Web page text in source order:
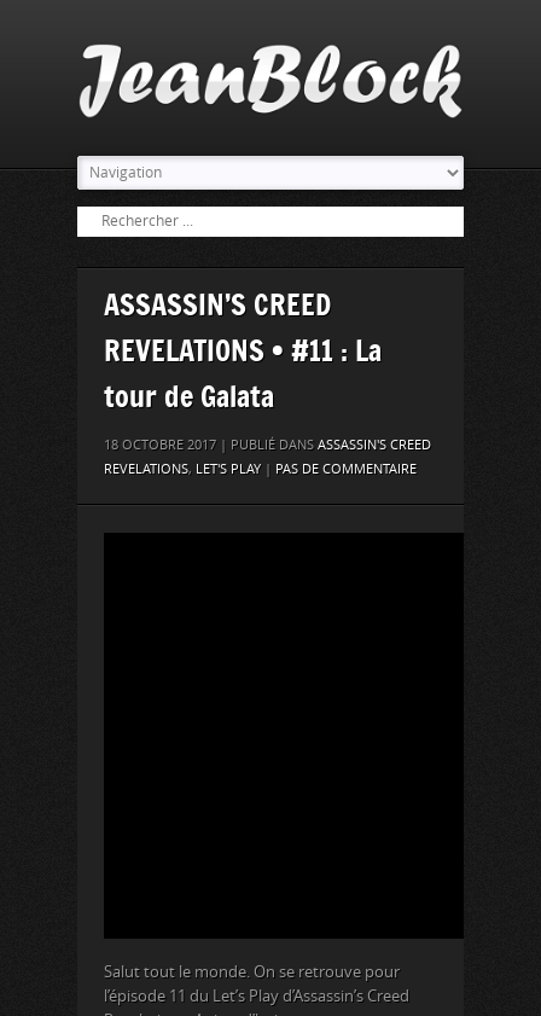
ASSASSIN’S CREED
REVELATIONS • #11 : La
tour de Galata
18 OCTOBRE 2017 | PUBLIÉ DANS ASSASSIN'S CREED
REVELATIONS, LET'S PLAY| PAS DE COMMENTAIRE
Salut tout le monde. On se retrouve pour
l’épisode 11 du Let’s Play d’Assassin’s Creed